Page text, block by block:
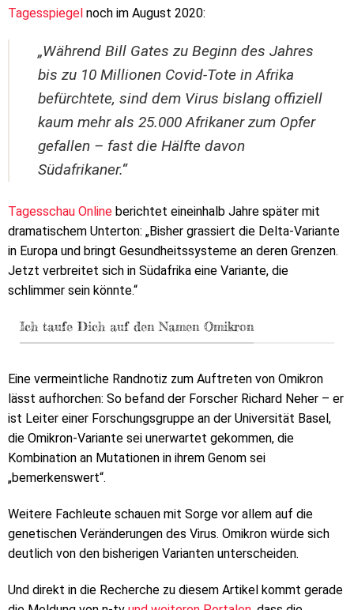
Tagesspiegel noch im August 2020:
„Während Bill Gates zu Beginn des Jahres
bis zu 10 Millionen Covid-Tote in Afrika
befürchtete, sind dem Virus bislang offiziell
kaum mehr als 25.000 Afrikaner zum Opfer
gefallen – fast die Hälfte davon
Südafrikaner.“
Tagesschau Online berichtet eineinhalb Jahre später mit
dramatischem Unterton: „Bisher grassiert die Delta-Variante
in Europa und bringt Gesundheitssysteme an deren Grenzen.
Jetzt verbreitet sich in Südafrika eine Variante, die
schlimmer sein könnte.“
Ich taufe Dich auf den Namen Omikron
Eine vermeintliche Randnotiz zum Auftreten von Omikron
lässt aufhorchen: So befand der Forscher Richard Neher – er
ist Leiter einer Forschungsgruppe an der Universität Basel,
die Omikron-Variante sei unerwartet gekommen, die
Kombination an Mutationen in ihrem Genom sei
„bemerkenswert“.
Weitere Fachleute schauen mit Sorge vor allem auf die
genetischen Veränderungen des Virus. Omikron würde sich
deutlich von den bisherigen Varianten unterscheiden.
Und direkt in die Recherche zu diesem Artikel kommt gerade